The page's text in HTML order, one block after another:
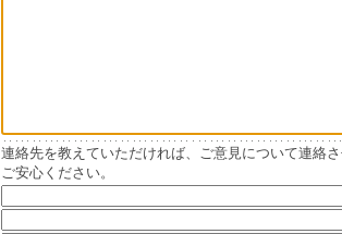
連絡先を教えていただければ、ご意見について連絡
ご安心ください。